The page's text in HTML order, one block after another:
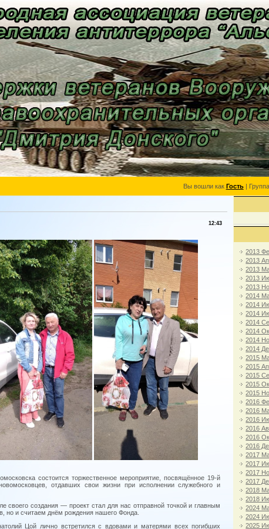
Вы вошли как Гость| Группа
12:43
состоится торжественное мероприятие, посвящённое 19-й
отдавших свои жизни при исполнении служебного и
своего создания — проект стал для нас отправной точкой и главным
но и считаем днём рождения нашего Фонда.
Цой лично встретился с вдовами и матерями всех погибших
2013
2013
2013
2013
2013
2014
2014
2014
2014
2014
2014
2014
2015
2015
2015
2015
2015
2016
2016
2016
2016
2016
2016
2017
2017
2017
2017
2018
2018
2024
2024
2025